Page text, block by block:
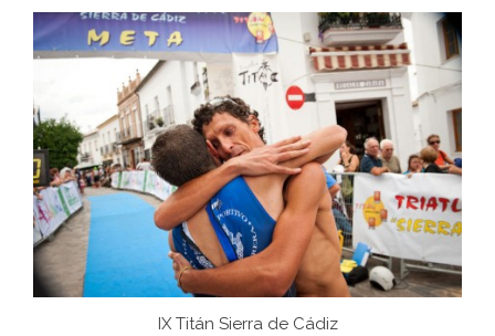
IX Titán Sierra de Cádiz